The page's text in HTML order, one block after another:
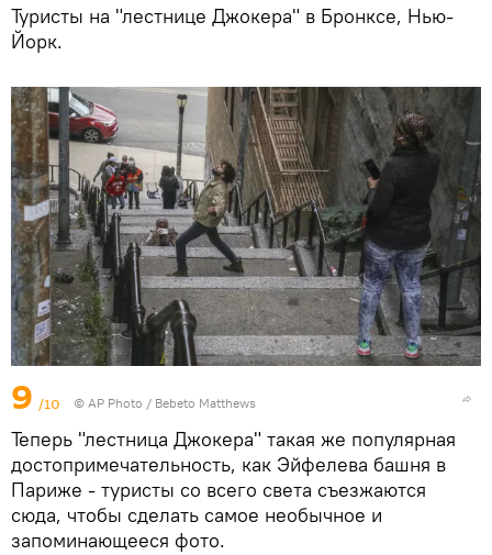
Туристы на "лестнице Джокера" в Бронксе, Нью-
Йорк.
9 /10 © AP Photo / Bebeto Matthews
Теперь "лестница Джокера" такая же популярная
достопримечательность, как Эйфелева башня в
Париже - туристы со всего света съезжаются
сюда, чтобы сделать самое необычное и
запоминающееся фото.